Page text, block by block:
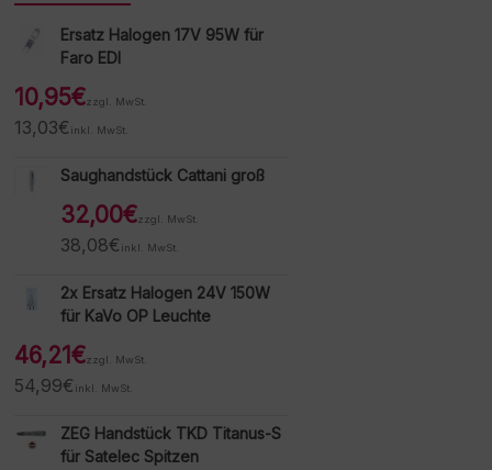
Ersatz Halogen 17V 95W für
Faro EDI
10,95€zzgl. MwSt.
13,03€ inkl. MwSt.
Saughandstück Cattani groß
32,00€zzgl. MwSt.
38,08€ inkl. MwSt.
2x Ersatz Halogen 24V 150W
für KaVo OP Leuchte
46,21€zzgl. MwSt.
54,99€ inkl. MwSt.
ZEG Handstück TKD Titanus-S
für Satelec Spitzen